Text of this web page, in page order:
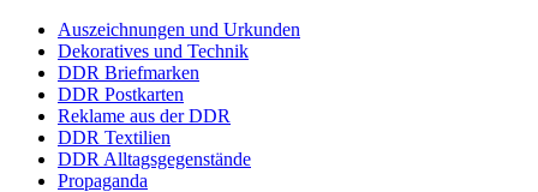
Auszeichnungen und Urkunden
Dekoratives und Technik
DDR Briefmarken
DDR Postkarten
Reklame aus der DDR
DDR Textilien
DDR Alltagsgegenstände
Propaganda